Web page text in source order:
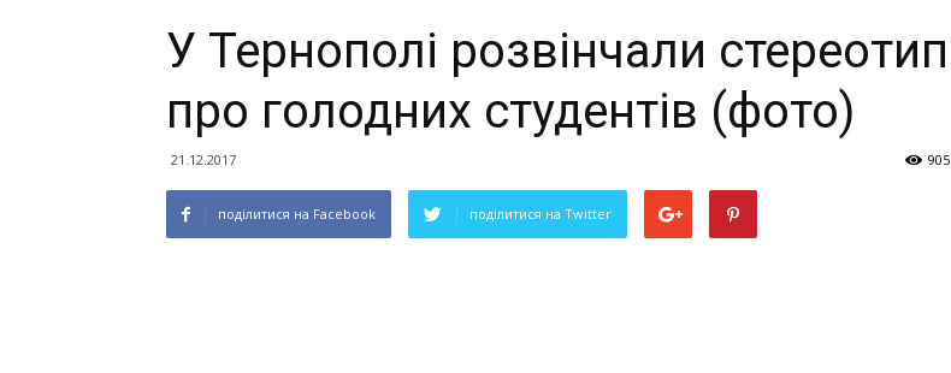
У Тернополі розвінчали стереотип
про голодних студентів (фото)
21.12.2017 905
поділитися на Facebook поділитися на Twitter